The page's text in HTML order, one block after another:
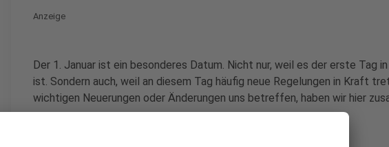
Anzeige
Der 1. Januar ist ein besonderes Datum. Nicht nur, weil es der erste Tag
ist. Sondern auch, weil an diesem Tag häufig neue Regelungen in Kraft
wichtigen Neuerungen oder Änderungen uns betreffen, haben wir hier